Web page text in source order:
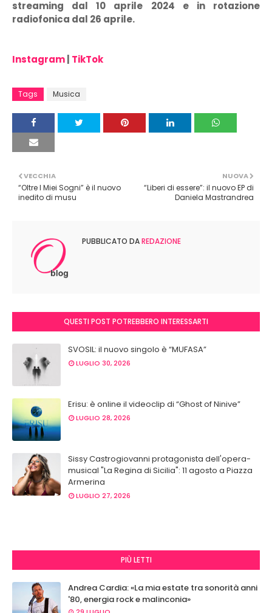
streaming dal 10 aprile 2024 e in rotazione
radiofonica dal 26 aprile.
Instagram TikTok
Tags Musica
NUOVA
“Liberi di essere”: il nuovo EP di
Daniela Mastrandrea
VECCHIA
“Oltre I Miei Sogni” è il nuovo
inedito di musu
PUBBLICATO DAREDAZIONE
QUESTI POST POTREBBERO INTERESSARTI
SVOSIL: il nuovo singolo è “MUFASA”
LUGLIO 30, 2026
Erisu: è online il videoclip di “Ghost of Ninive”
LUGLIO 28, 2026
Sissy Castrogiovanni protagonista dell'opera-
musical "La Regina di Sicilia": 11 agosto a Piazza
Armerina
LUGLIO 27, 2026
PIÙ LETTI
Andrea Cardia: «La mia estate tra sonorità anni
'80, energia rock e malinconia»